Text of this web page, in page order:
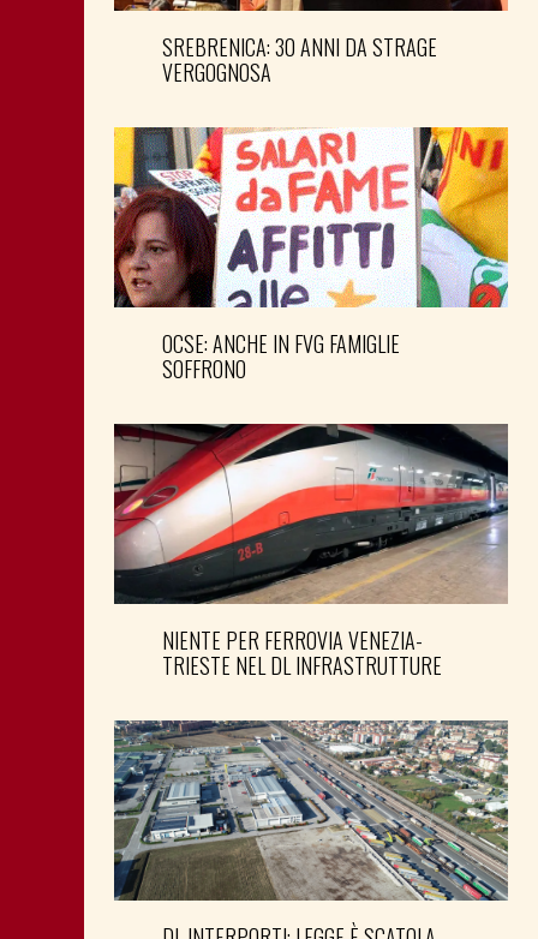
SREBRENICA: 30 ANNI DA STRAGE
VERGOGNOSA
OCSE: ANCHE IN FVG FAMIGLIE
SOFFRONO
NIENTE PER FERROVIA VENEZIA-
TRIESTE NEL DL INFRASTRUTTURE